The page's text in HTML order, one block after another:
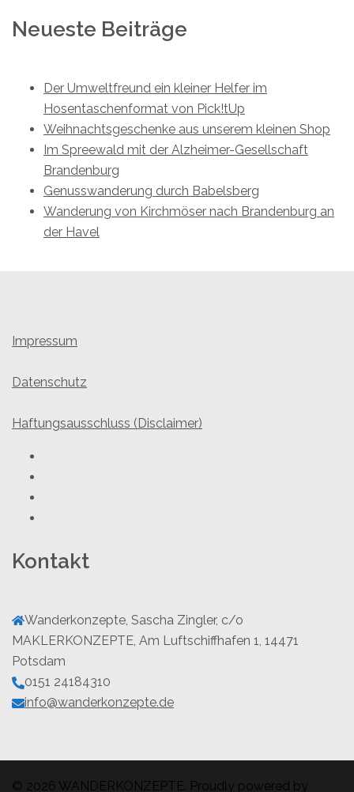
Neueste Beiträge
Der Umweltfreund ein kleiner Helfer im
Hosentaschenformat von Pick!tUp
Weihnachtsgeschenke aus unserem kleinen Shop
Im Spreewald mit der Alzheimer-Gesellschaft
Brandenburg
Genusswanderung durch Babelsberg
Wanderung von Kirchmöser nach Brandenburg an
der Havel
Impressum
Datenschutz
Haftungsausschluss (Disclaimer)
Kontakt
Wanderkonzepte, Sascha Zingler, c/o
MAKLERKONZEPTE, Am Luftschiffhafen 1, 14471
Potsdam
0151 24184310
info@wanderkonzepte.de
© 2026 WANDERKONZEPTE. Proudly powered by